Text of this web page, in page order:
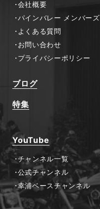
会社概要
パインバレー メンバーズ
よくある質問
お問い合わせ
プライバシーポリシー
ブログ
特集
YouTube
チャンネル一覧
公式チャンネル
幸浦ベースチャンネル